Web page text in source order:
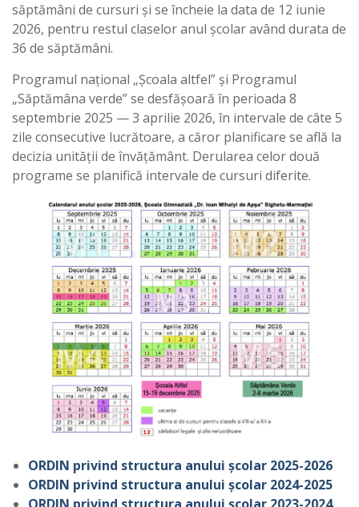
săptămâni de cursuri și se încheie la data de 12 iunie
2026, pentru restul claselor anul școlar având durata de
36 de săptămâni.
Programul național „Școala altfel” și Programul
„Săptămâna verde” se desfășoară în perioada 8
septembrie 2025 — 3 aprilie 2026, în intervale de câte 5
zile consecutive lucrătoare, a căror planificare se află la
decizia unității de învățământ. Derularea celor două
programe se planifică intervale de cursuri diferite.
ORDIN privind structura anului școlar 2025-2026
ORDIN privind structura anului școlar 2024-2025